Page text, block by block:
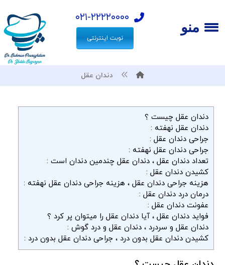
منو
۰۲۱-۲۲۲۲۰۰۰۰
نوبت اینترنتی
دندان عقل
دندان عقل چیست ؟
دندان عقل نهفته :
جراحی دندان عقل :
جراحی دندان عقل نهفته :
تعداد دندان عقل ، دندان عقل چندمین دندان است :
کشیدن دندان عقل :
هزینه جراحی دندان عقل ، هزینه جراحی دندان عقل نهفته :
درمان درد دندان عقل :
عفونت دندان عقل :
فواید دندان عقل ، آیا دندان عقل را میتوان پر کرد ؟
دندان عقل و سردرد ، دندان عقل و درد گوش :
کشیدن دندان عقل بدون درد ، جراحی دندان عقل بدون درد :